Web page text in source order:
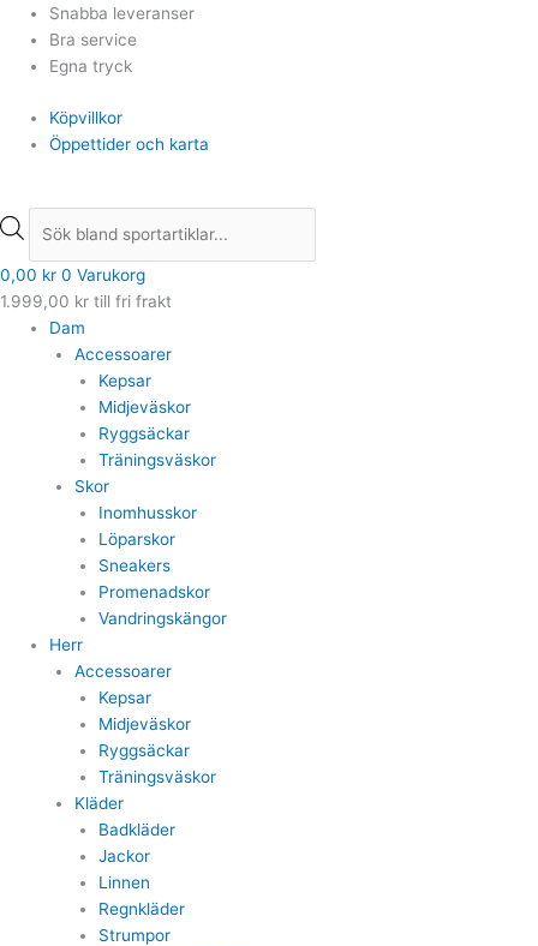
Hoppa
innehåll
Snabba leveranser
Bra service
Egna tryck
Köpvillkor
Öppettider och karta
Products
search
0,00 kr 0 Varukorg
1.999,00 kr till fri frakt
Dam
Accessoarer
Kepsar
Midjeväskor
Ryggsäckar
Träningsväskor
Skor
Inomhusskor
Löparskor
Sneakers
Promenadskor
Vandringskängor
Herr
Accessoarer
Kepsar
Midjeväskor
Ryggsäckar
Träningsväskor
Kläder
Badkläder
Jackor
Linnen
Regnkläder
Strumpor
Products
search